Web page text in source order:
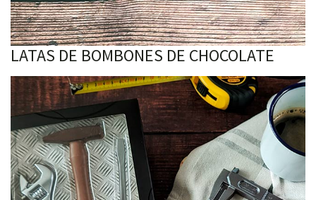
LATAS DE BOMBONES DE CHOCOLATE